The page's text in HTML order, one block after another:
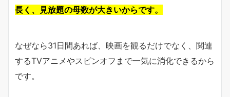
長く、見放題の母数が大きいからです。
なぜなら31日間あれば、映画を観るだけでなく、関連
するTVアニメやスピンオフまで一気に消化できるから
です。